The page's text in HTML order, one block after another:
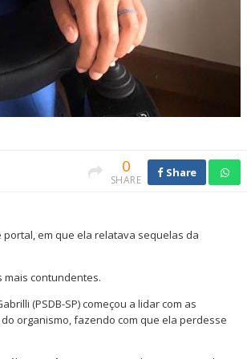
0
SHARE
Share
portal, em que ela relatava sequelas da
mais contundentes.
(PSDB-SP) começou a lidar com as
organismo, fazendo com que ela perdesse